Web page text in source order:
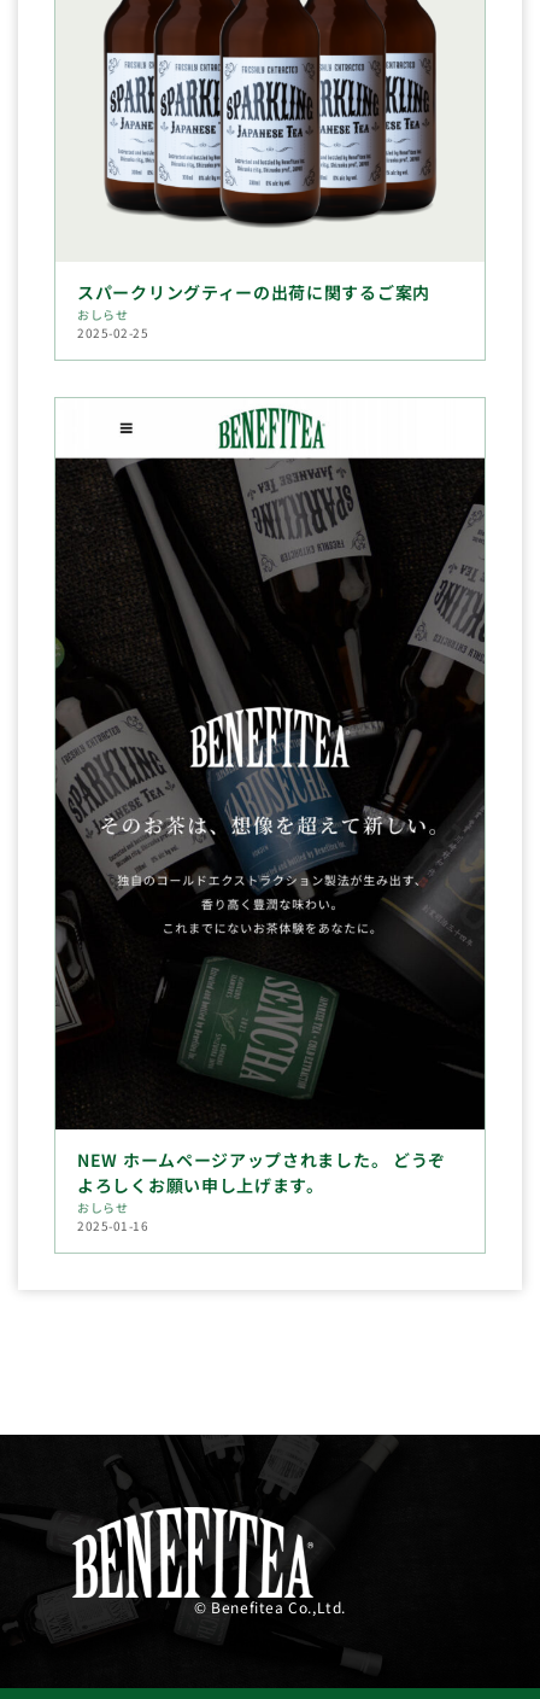
スパークリングティーの出荷に関するご案内
おしらせ
2025-02-25
NEW ホームページアップされました。 どうぞ
よろしくお願い申し上げます。
おしらせ
2025-01-16
© Benefitea Co.,Ltd.